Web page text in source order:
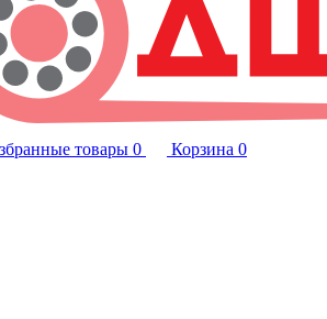
товары 0 Корзина 0